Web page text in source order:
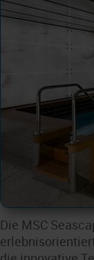
Die MSC